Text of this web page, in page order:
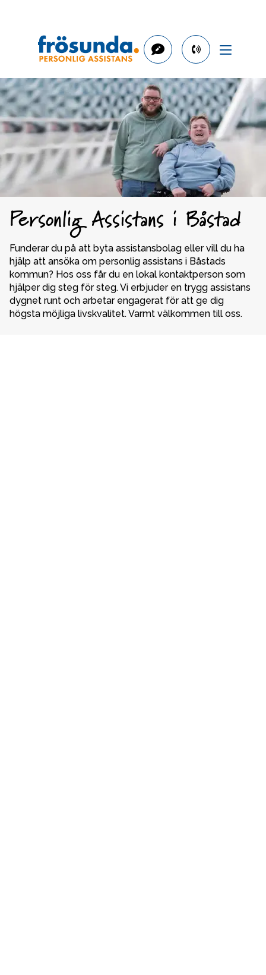
phone
042-
400
10
80
Personlig Assistans i Båstad
Funderar du på att byta assistansbolag eller vill du ha
hjälp att ansöka om personlig assistans i Båstads
kommun? Hos oss får du en lokal kontaktperson som
hjälper dig steg för steg. Vi erbjuder en trygg assistans
dygnet runt och arbetar engagerat för att ge dig
högsta möjliga livskvalitet. Varmt välkommen till oss.